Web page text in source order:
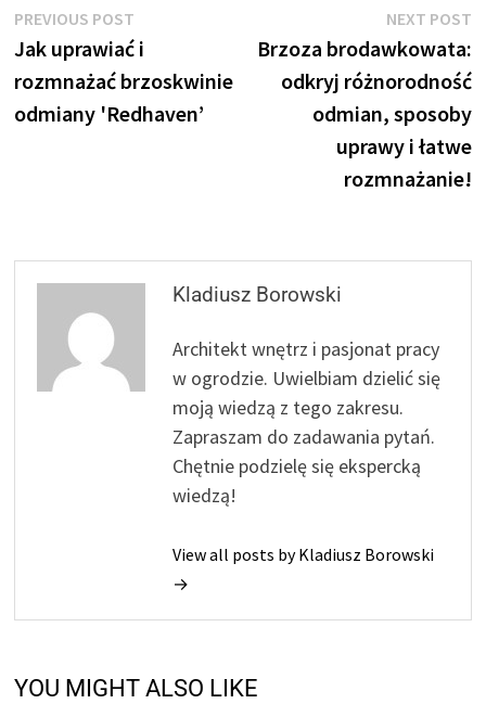
Nawigacja
wpisu
PREVIOUS POST
post:
Jak uprawiać i
rozmnażać brzoskwinie
odmiany 'Redhaven’
NEXT POST
Brzoza brodawkowata:
odkryj różnorodność
odmian, sposoby
uprawy i łatwe
rozmnażanie!
Kladiusz Borowski
Architekt wnętrz i pasjonat pracy
w ogrodzie. Uwielbiam dzielić się
moją wiedzą z tego zakresu.
Zapraszam do zadawania pytań.
Chętnie podzielę się ekspercką
wiedzą!
View all posts by Kladiusz Borowski
→
YOU MIGHT ALSO LIKE